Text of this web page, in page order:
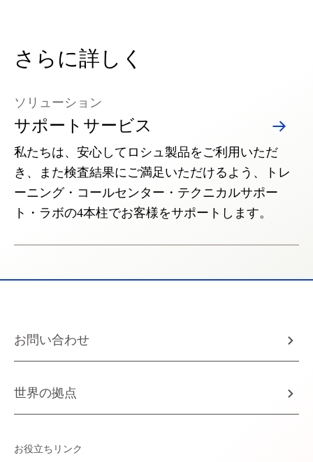
さらに詳しく
サポートサービス
ソリューション
私たちは、安心してロシュ製品をご利用いただ
き、また検査結果にご満足いただけるよう、トレ
ーニング・コールセンター・テクニカルサポー
ト・ラボの4本柱でお客様をサポートします。
お問い合わせ
世界の拠点
お役立ちリンク